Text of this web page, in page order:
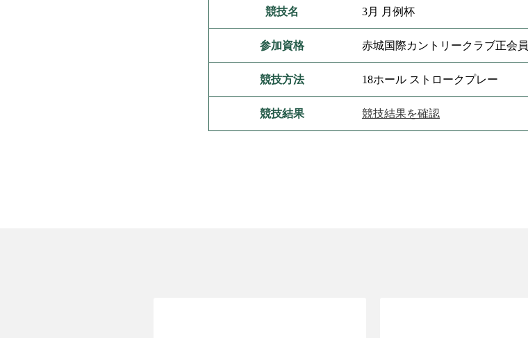
競技名 3月 月例杯
参加資格 赤城国際カントリークラブ正会員
競技方法 18ホール ストロークプレー
競技結果 競技結果を確認